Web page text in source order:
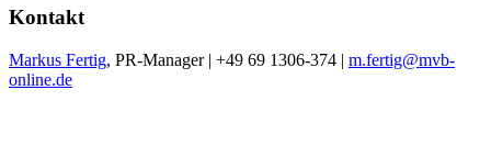
Kontakt
Markus Fertig, PR-Manager | +49 69 1306-374 | m.fertig@mvb-
online.de